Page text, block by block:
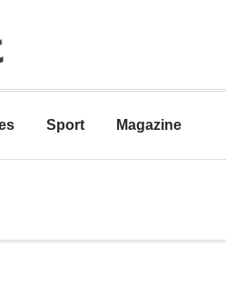
Sport Magazine